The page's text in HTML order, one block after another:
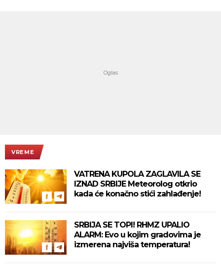
VREME
VATRENA KUPOLA ZAGLAVILA SE
IZNAD SRBIJE Meteorolog otkrio
kada će konačno stići zahlađenje!
SRBIJA SE TOPI! RHMZ UPALIO
ALARM: Evo u kojim gradovima je
izmerena najviša temperatura!